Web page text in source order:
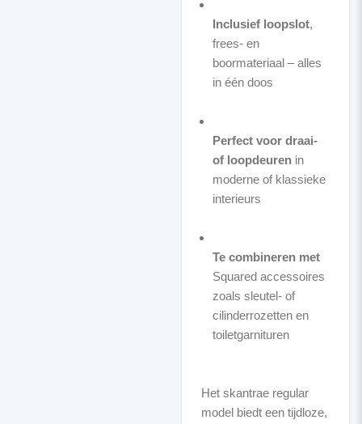
Inclusief loopslot,
frees- en
boormateriaal – alles
in één doos
Perfect voor draai-
of loopdeurenin
moderne of klassieke
interieurs
Te combineren met
Squared accessoires
zoals sleutel- of
cilinderrozetten en
toiletgarnituren
Het skantrae regular
model biedt een tijdloze,